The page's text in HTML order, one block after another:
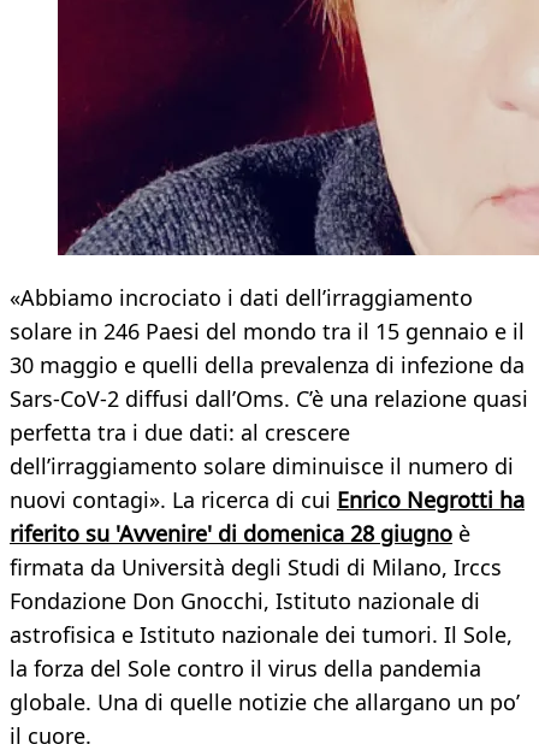
«Abbiamo incrociato i dati dell’irraggiamento
solare in 246 Paesi del mondo tra il 15 gennaio e il
30 maggio e quelli della prevalenza di infezione da
Sars-CoV-2 diffusi dall’Oms. C’è una relazione quasi
perfetta tra i due dati: al crescere
dell’irraggiamento solare diminuisce il numero di
nuovi contagi». La ricerca di cui Enrico Negrotti ha
riferito su 'Avvenire' di domenica 28 giugno è
firmata da Università degli Studi di Milano, Irccs
Fondazione Don Gnocchi, Istituto nazionale di
astrofisica e Istituto nazionale dei tumori. Il Sole,
la forza del Sole contro il virus della pandemia
globale. Una di quelle notizie che allargano un po’
il cuore.